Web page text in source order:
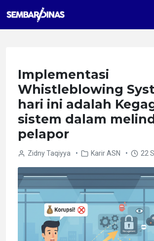
Implementasi
Whistleblowing
hari ini adalah
sistem dalam
pelapor
Zidny Taqiyya • Karir ASN • 22